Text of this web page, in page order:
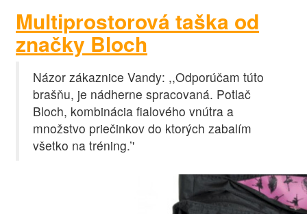
Multiprostorová taška od
značky Bloch
Názor zákaznice Vandy: ,,Odporúčam túto
brašňu, je nádherne spracovaná. Potlač
Bloch, kombinácia fialového vnútra a
množstvo priečinkov do ktorých zabalím
všetko na tréning.’'